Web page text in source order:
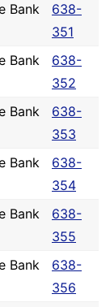
Bank
638-
351
Bank
638-
352
Bank
638-
353
Bank
638-
354
Bank
638-
355
Bank
638-
356